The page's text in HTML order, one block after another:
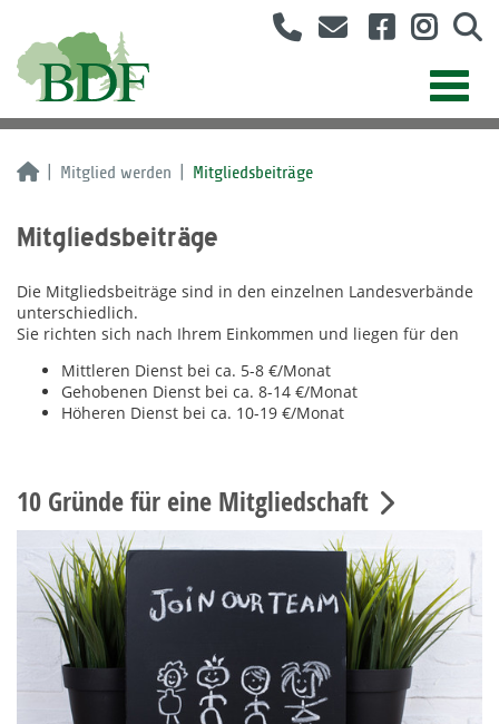
Mitglied werden Mitgliedsbeiträge
Mitgliedsbeiträge
Die Mitgliedsbeiträge sind in den einzelnen Landesverbände
unterschiedlich.
Sie richten sich nach Ihrem Einkommen und liegen für den
Mittleren Dienst bei ca. 5-8 €/Monat
Gehobenen Dienst bei ca. 8-14 €/Monat
Höheren Dienst bei ca. 10-19 €/Monat
10 Gründe für eine Mitgliedschaft